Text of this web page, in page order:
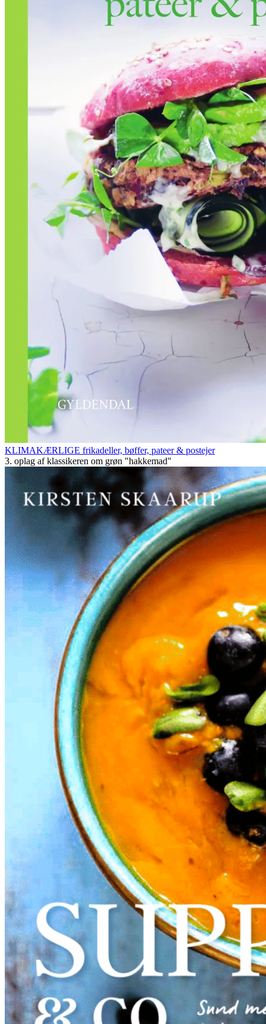
KLIMAKÆRLIGE frikadeller, bøffer, pateer & postejer
3. oplag af klassikeren om grøn "hakkemad"